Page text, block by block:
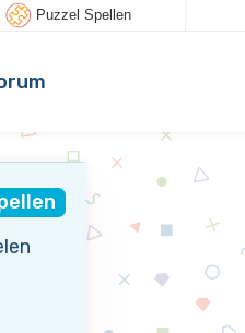
Puzzel Spellen